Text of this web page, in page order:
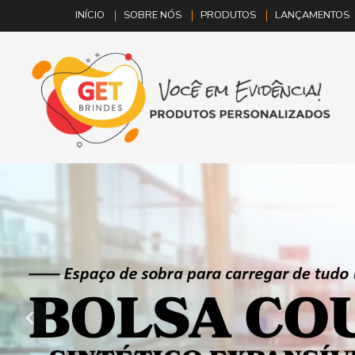
INÍCIO SOBRE NÓS PRODUTOS LANÇAMENTOS